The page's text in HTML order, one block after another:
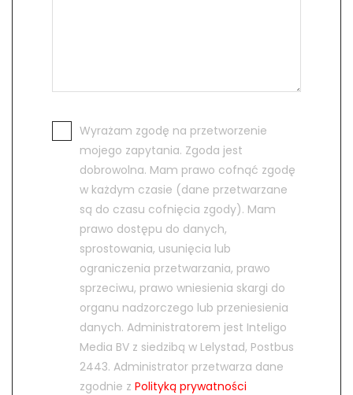
Wyrażam zgodę na przetworzenie
mojego zapytania. Zgoda jest
dobrowolna. Mam prawo cofnąć zgodę
w każdym czasie (dane przetwarzane
są do czasu cofnięcia zgody). Mam
prawo dostępu do danych,
sprostowania, usunięcia lub
ograniczenia przetwarzania, prawo
sprzeciwu, prawo wniesienia skargi do
organu nadzorczego lub przeniesienia
danych. Administratorem jest Inteligo
Media BV z siedzibą w Lelystad, Postbus
2443. Administrator przetwarza dane
zgodnie z Polityką prywatności